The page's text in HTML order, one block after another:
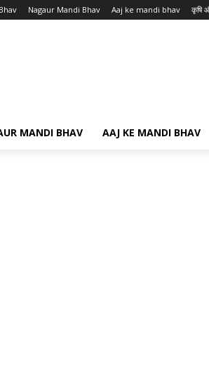
Nagaur Mandi Bhav Aaj ke mandi bhav कृषि
MANDI BHAV AAJ KE MANDI BHAV